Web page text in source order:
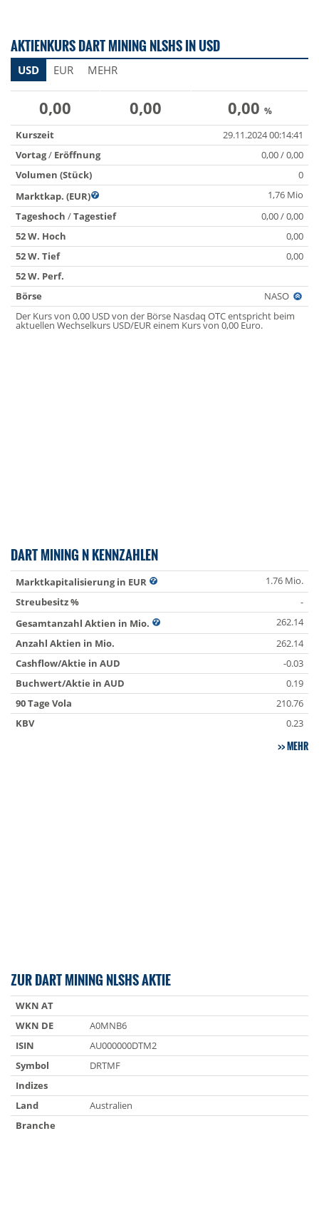
AKTIENKURS DART MINING NLSHS IN USD
USD EUR MEHR
0,00 0,00 0,00 %
Kurszeit
29.11.2024 00:14:41
Vortag/ Eröffnung
0,00 / 0,00
Volumen (Stück)
0
Marktkap. (EUR)
1,76 Mio
Tageshoch /Tagestief
0,00 / 0,00
52 W. Hoch
0,00
52 W. Tief
0,00
52 W. Perf.
Börse
NASO
Der Kurs von 0,00 USD von der Börse Nasdaq OTC entspricht beim
aktuellen Wechselkurs USD/EUR einem Kurs von 0,00 Euro.
DART MINING N KENNZAHLEN
Marktkapitalisierung in EUR
1.76 Mio.
Streubesitz %
-
Gesamtanzahl Aktien in Mio.
262.14
Anzahl Aktien in Mio.
262.14
Cashflow/Aktie in AUD
-0.03
Buchwert/Aktie in AUD
0.19
90 Tage Vola
210.76
KBV
0.23
MEHR
ZUR DART MINING NLSHS AKTIE
WKN AT
WKN DE
A0MNB6
ISIN
AU000000DTM2
Symbol
DRTMF
Indizes
Land
Australien
Branche